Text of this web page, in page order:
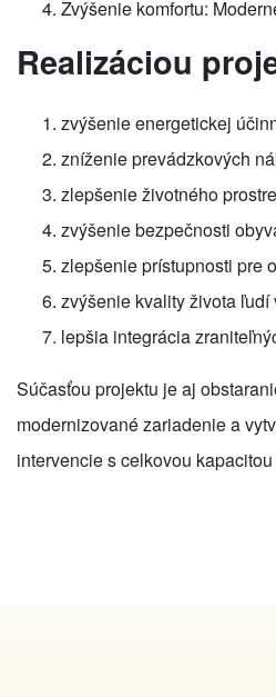
Zvýšenie komfortu:
Realizáciou
zvýšenie energetickej
zníženie prevádzkových
zlepšenie životného
zvýšenie bezpečnosti
zlepšenie prístupnosti pre
zvýšenie kvality života ľudí
lepšia integrácia
Súčasťou projektu je aj
modernizované zariadenie a
intervencie s celkovou